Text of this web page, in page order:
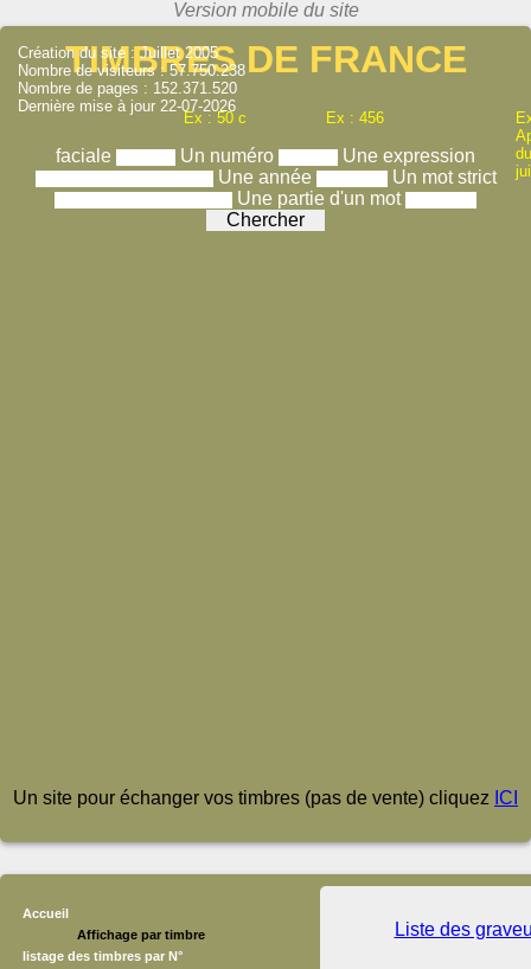
TIMBRES DE FRANCE
Ex : 50 c Ex : 456
faciale Un numéro
Une expression
Une année
Un mot strict
Une partie d'un mot
Création du site : Juillet 2005
Nombre de visiteurs : 57.750.238
Nombre de pages : 152.371.520
Dernière mise à jour 22-07-2026
Un site pour échanger vos timbres (pas de vente) cliquez ICI
Accueil
Affichage par timbre
listage des timbres par N°
Liste des